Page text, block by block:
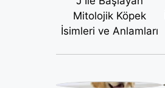
Mitolojik Köpek
İsimleri ve Anlamları